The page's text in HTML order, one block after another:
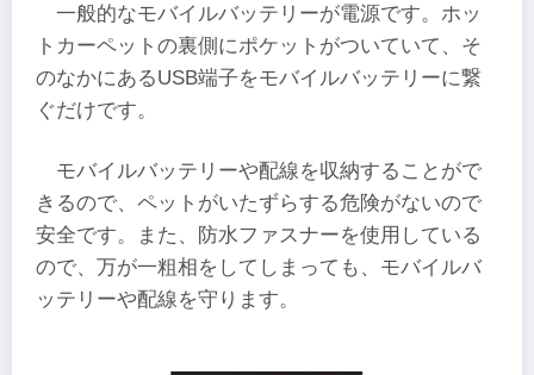
一般的なモバイルバッテリーが電源です。ホッ
トカーペットの裏側にポケットがついていて、そ
のなかにあるUSB端子をモバイルバッテリーに繋
ぐだけです。
モバイルバッテリーや配線を収納することがで
きるので、ペットがいたずらする危険がないので
安全です。また、防水ファスナーを使用している
ので、万が一粗相をしてしまっても、モバイルバ
ッテリーや配線を守ります。